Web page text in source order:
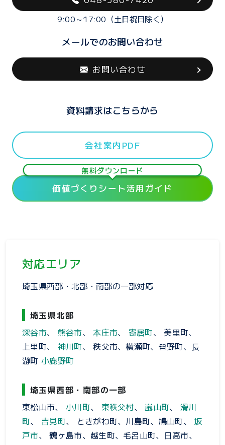
9:00～17:00（土日祝日除く）
メールでのお問い合わせ
お問い合わせ
資料請求はこちらから
会社案内PDF
無料ダウンロード
価値づくりシート活用ガイド
対応エリア
埼玉県西部・北部・南部の一部対応
埼玉県北部
深谷市、 熊谷市、本庄市、 寄居町、 美里町、
上里町、 神川町、 秩父市、横瀬町、皆野町、長
瀞町 小鹿野町
埼玉県西部・南部の一部
東松山市、 小川町、 東秩父村、 嵐山町、滑川
町、 吉見町、 ときがわ町、川島町、鳩山町、 坂
戸市、 鶴ヶ島市、越生町、毛呂山町、日高市、